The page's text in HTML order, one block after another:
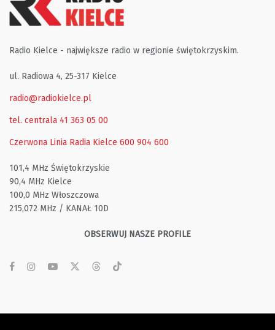
Radio Kielce - największe radio w regionie świętokrzyskim.
ul. Radiowa 4, 25-317 Kielce
radio@radiokielce.pl
tel. centrala 41 363 05 00
Czerwona Linia Radia Kielce 600 904 600
101,4 MHz Świętokrzyskie
90,4 MHz Kielce
100,0 MHz Włoszczowa
215,072 MHz / KANAŁ 10D
OBSERWUJ NASZE PROFILE